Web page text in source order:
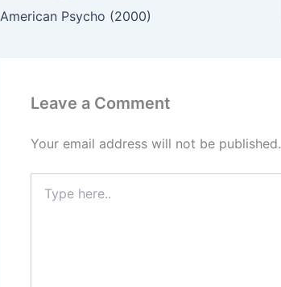
American Psycho (2000)
Leave a Comment
Your email address will not be published.
here..